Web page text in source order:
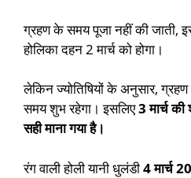
ग्रहण के समय पूजा नहीं की जाती,
होलिका दहन 2 मार्च को होगा।
लेकिन ज्योतिषियों के अनुसार,
समय शुभ रहेगा। इसलिए3 मार्च
सही माना गया है।
रंग वाली होली यानी धुलंडी4 मार्च